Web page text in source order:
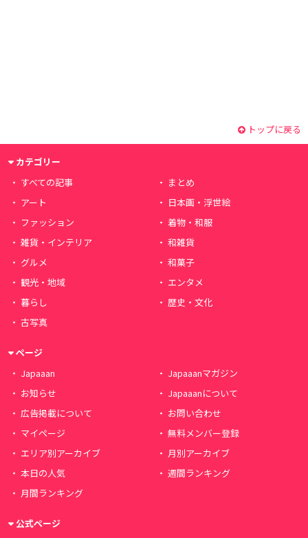
トップに戻る
カテゴリー
すべての記事
まとめ
アート
日本画・浮世絵
ファッション
着物・和服
雑貨・インテリア
和雑貨
グルメ
和菓子
観光・地域
エンタメ
暮らし
歴史・文化
古写真
ページ
Japaaan
Japaaanマガジン
お知らせ
Japaaanについて
広告掲載について
お問い合わせ
マイページ
無料メンバー登録
エリア別アーカイブ
月別アーカイブ
本日の人気
週間ランキング
月間ランキング
公式ページ